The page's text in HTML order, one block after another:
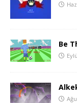
Be